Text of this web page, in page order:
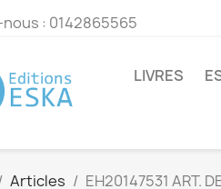
: 0142865565
LIVRES
Articles EH20147531 ART.